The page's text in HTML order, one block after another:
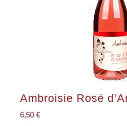
Ambroisie Rosé
6,50 €